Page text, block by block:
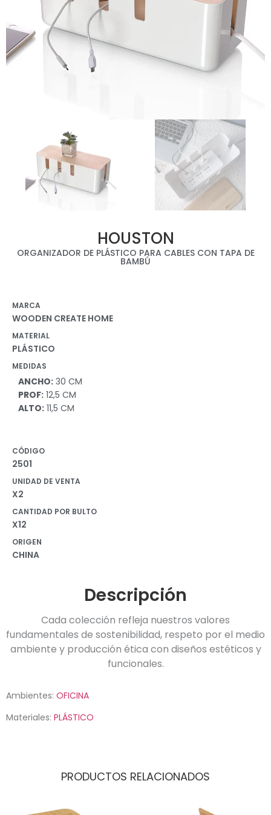
HOUSTON
ORGANIZADOR DE PLÁSTICO PARA CABLES CON TAPA DE
BAMBÚ
MARCA
WOODEN CREATE HOME
MATERIAL
PLÁSTICO
MEDIDAS
ANCHO: 30 CM
PROF: 12,5 CM
ALTO: 11,5 CM
CÓDIGO
2501
UNIDAD DE VENTA
X2
CANTIDAD POR BULTO
X12
ORIGEN
CHINA
Descripción
Cada colección refleja nuestros valores
fundamentales de sostenibilidad, respeto por el medio
ambiente y producción ética con diseños estéticos y
funcionales.
Ambientes: OFICINA
Materiales: PLÁSTICO
PRODUCTOS RELACIONADOS